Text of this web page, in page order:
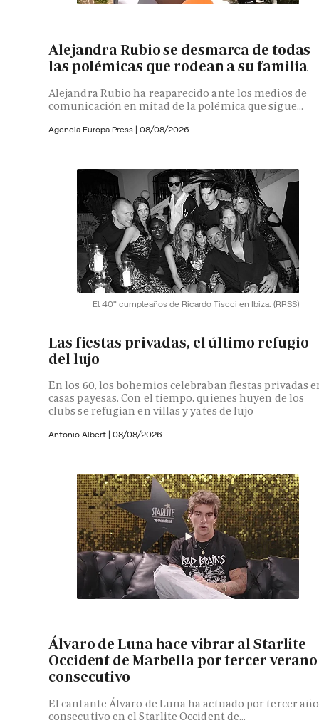
Alejandra Rubio se desmarca de todas
las polémicas que rodean a su familia
Alejandra Rubio ha reaparecido ante los medios de
comunicación en mitad de la polémica que sigue...
Agencia Europa Press | 08/08/2026
El 40º cumpleaños de Ricardo Tiscci en Ibiza. (RRSS)
Las fiestas privadas, el último refugio
del lujo
En los 60, los bohemios celebraban fiestas privadas
casas payesas. Con el tiempo, quienes huyen de los
clubs se refugian en villas y yates de lujo
Antonio Albert | 08/08/2026
Álvaro de Luna hace vibrar al Starlite
Occident de Marbella por tercer verano
consecutivo
El cantante Álvaro de Luna ha actuado por tercer año
consecutivo en el Starlite Occident de...